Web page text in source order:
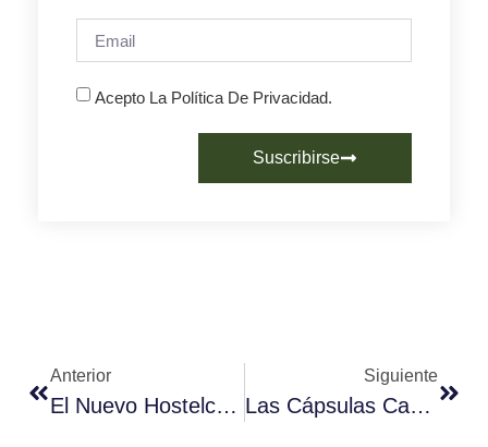
Acepto La Política De Privacidad.
Suscribirse
Anterior
El Nuevo Hostelco Ya Camina 2018
Siguiente
Las Cápsulas Cambian Nuestra Forma De Beber Café